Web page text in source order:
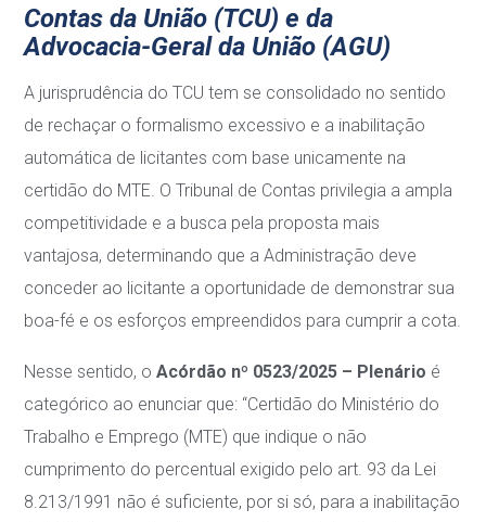
Contas da União (TCU) e da
Advocacia-Geral da União (AGU)
A jurisprudência do TCU tem se consolidado no sentido
de rechaçar o formalismo excessivo e a inabilitação
automática de licitantes com base unicamente na
certidão do MTE. O Tribunal de Contas privilegia a ampla
competitividade e a busca pela proposta mais
vantajosa, determinando que a Administração deve
conceder ao licitante a oportunidade de demonstrar sua
boa-fé e os esforços empreendidos para cumprir a cota.
Nesse sentido, oAcórdão nº 0523/2025 – Plenário é
categórico ao enunciar que: “Certidão do Ministério do
Trabalho e Emprego (MTE) que indique o não
cumprimento do percentual exigido pelo art. 93 da Lei
8.213/1991 não é suficiente, por si só, para a inabilitação